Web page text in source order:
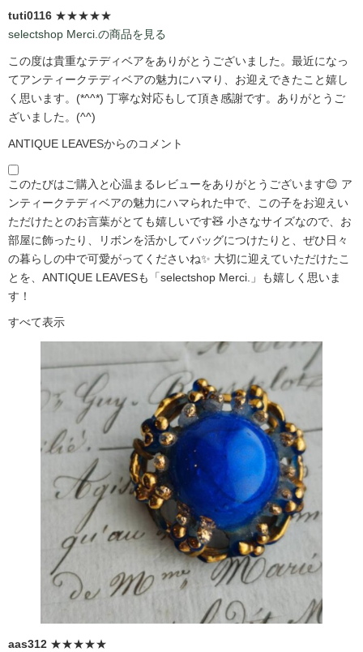
tuti0116 ★★★★★
selectshop Merci.の商品を見る
この度は貴重なテディベアをありがとうございました。最近になっ
てアンティークテディベアの魅力にハマり、お迎えできたこと嬉し
く思います。(*^^*) 丁寧な対応もして頂き感謝です。ありがとうご
ざいました。(^^)
ANTIQUE LEAVESからのコメント
このたびはご購入と心温まるレビューをありがとうございます😊 ア
ンティークテディベアの魅力にハマられた中で、この子をお迎えい
ただけたとのお言葉がとても嬉しいです🧸 小さなサイズなので、お
部屋に飾ったり、リボンを活かしてバッグにつけたりと、ぜひ日々
の暮らしの中で可愛がってくださいね✨ 大切に迎えていただけたこ
とを、ANTIQUE LEAVESも「selectshop Merci.」も嬉しく思いま
す！
すべて表示
aas312 ★★★★★